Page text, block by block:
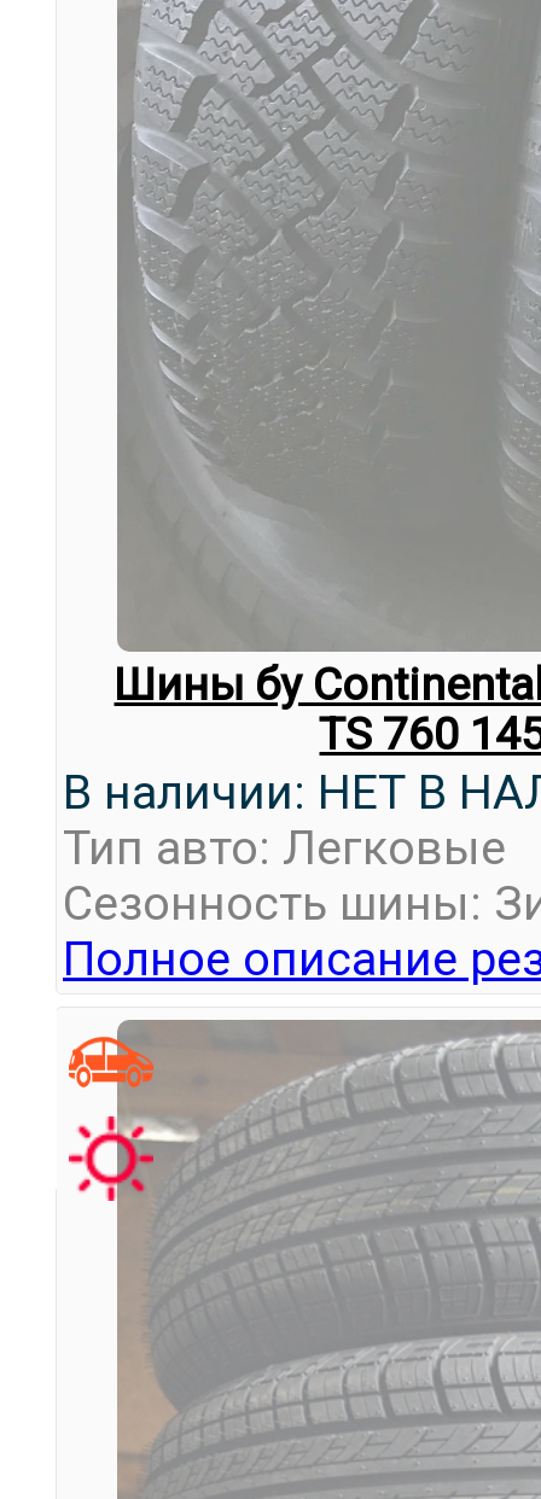
Шины бу
TS 760
В наличии: НЕТ В
Тип авто: Легковые
Сезонность шины:
Полное описание